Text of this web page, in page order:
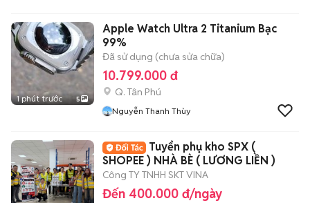
1 phút trước 5
Apple Watch Ultra 2 Titanium Bạc
99%
Đã sử dụng (chưa sửa chữa)
10.799.000 đ
Q. Tân Phú
Nguyễn Thanh Thùy
Tuyển phụ kho SPX (
SHOPEE ) NHÀ BÈ ( LƯƠNG LIỀN )
Công TY TNHH SKT VINA
Đến 400.000 đ/ngày